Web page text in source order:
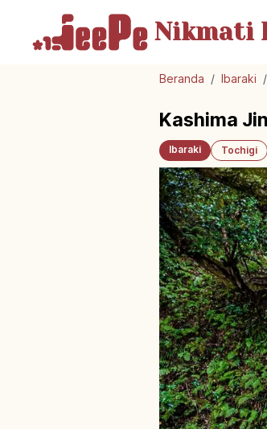
Nikmati
Beranda / Ibaraki /
Kashima
Ibaraki Tochigi